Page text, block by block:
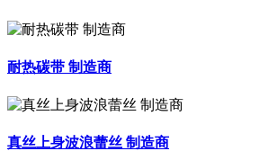
耐热碳带 制造商
真丝上身波浪蕾丝 制造商